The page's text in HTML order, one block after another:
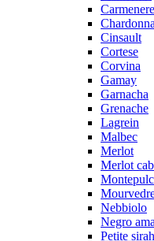
Carmenere
Cinsault
Cortese
Corvina
Gamay
Garnacha
Grenache
Lagrein
Malbec
Merlot
Merlot
Nebbiolo
Negro
Petite sirah